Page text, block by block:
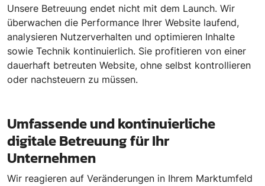
Unsere Betreuung endet nicht mit dem Launch. Wir
überwachen die Performance Ihrer Website laufend,
analysieren Nutzerverhalten und optimieren Inhalte
sowie Technik kontinuierlich. Sie profitieren von einer
dauerhaft betreuten Website, ohne selbst kontrollieren
oder nachsteuern zu müssen.
Umfassende und kontinuierliche
digitale Betreuung für Ihr
Unternehmen
Wir reagieren auf Veränderungen in Ihrem Marktumfeld